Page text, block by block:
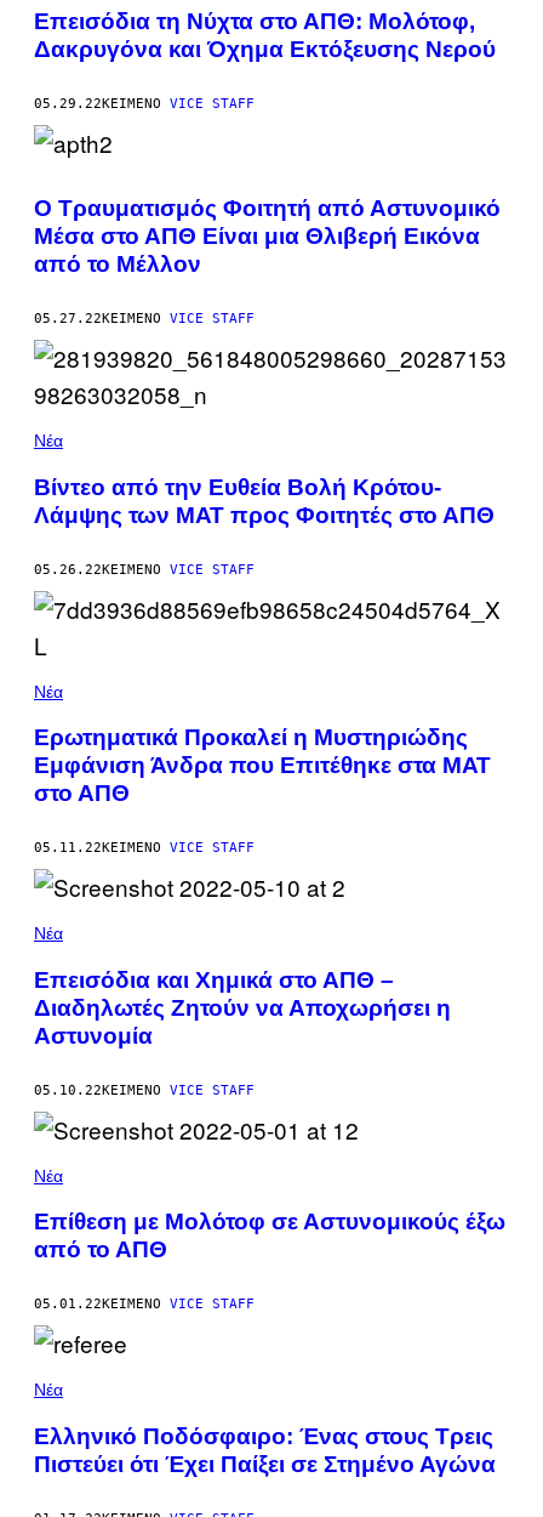
Επεισόδια τη Νύχτα στο ΑΠΘ: Μολότοφ,
Δακρυγόνα και Όχημα Εκτόξευσης Νερού
05.29.22ΚΕΊΜΕΝΟ VICE STAFF
Ο Τραυματισμός Φοιτητή από Αστυνομικό
Μέσα στο ΑΠΘ Είναι μια Θλιβερή Εικόνα
από το Μέλλον
05.27.22ΚΕΊΜΕΝΟ VICE STAFF
Νέα
Βίντεο από την Ευθεία Βολή Κρότου-
Λάμψης των ΜΑΤ προς Φοιτητές στο ΑΠΘ
05.26.22ΚΕΊΜΕΝΟ VICE STAFF
Νέα
Ερωτηματικά Προκαλεί η Μυστηριώδης
Εμφάνιση Άνδρα που Επιτέθηκε στα ΜΑΤ
στο ΑΠΘ
05.11.22ΚΕΊΜΕΝΟ VICE STAFF
Νέα
Επεισόδια και Χημικά στο ΑΠΘ –
Διαδηλωτές Ζητούν να Αποχωρήσει η
Αστυνομία
05.10.22ΚΕΊΜΕΝΟ VICE STAFF
Νέα
Επίθεση με Μολότοφ σε Αστυνομικούς έξω
από το ΑΠΘ
05.01.22ΚΕΊΜΕΝΟ VICE STAFF
Νέα
Ελληνικό Ποδόσφαιρο: Ένας στους Τρεις
Πιστεύει ότι Έχει Παίξει σε Στημένο Αγώνα